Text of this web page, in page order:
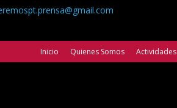
Inicio Quienes Somos Actividades